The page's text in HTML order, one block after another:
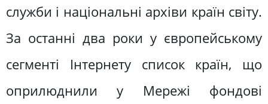
служби і національні архіви країн світу.
За останні два роки у європейському
сегменті Інтернету список країн, що
оприлюднили у Мережі фондові